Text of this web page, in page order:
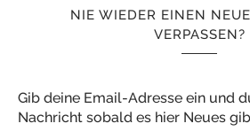
NIE WIEDER EINEN
VERPASSEN?
Gib deine Email-Adresse ein und
Nachricht sobald es hier Neues